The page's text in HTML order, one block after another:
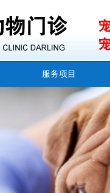
服务项目